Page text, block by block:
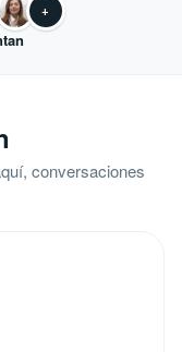
+
conversaciones